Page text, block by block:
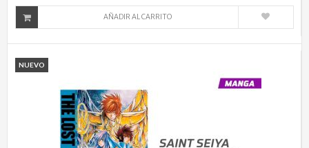
AÑADIR AL CARRITO
NUEVO